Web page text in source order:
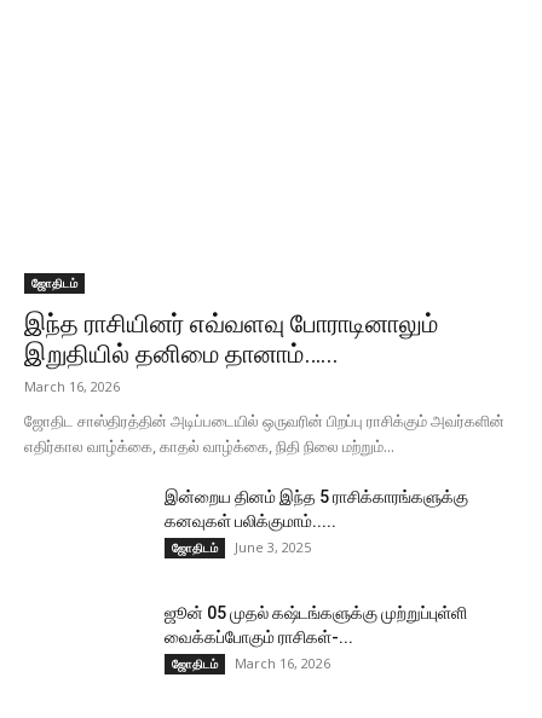
ஜோதிடம்
இந்த ராசியினர் எவ்வளவு போராடினாலும்
இறுதியில் தனிமை தானாம்…...
March 16, 2026
ஜோதிட சாஸ்திரத்தின் அடிப்படையில் ஒருவரின் பிறப்பு ராசிக்கும் அவர்களின்
எதிர்கால வாழ்க்கை, காதல் வாழ்க்கை, நிதி நிலை மற்றும்...
இன்றைய தினம் இந்த 5 ராசிக்காரங்களுக்கு
கனவுகள் பலிக்குமாம்.....
ஜோதிடம் June 3, 2025
ஜூன் 05 முதல் கஷ்டங்களுக்கு முற்றுப்புள்ளி
வைக்கப்போகும் ராசிகள்-...
ஜோதிடம் March 16, 2026